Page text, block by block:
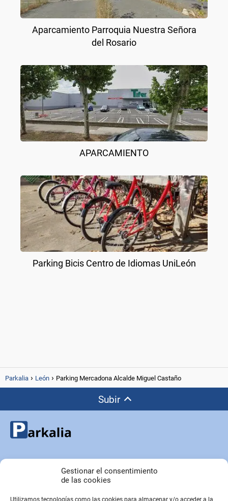
Gestionar el consentimiento
de las cookies
Utilizamos tecnologías como las cookies para almacenar y/o acceder a la
Aparcamiento Parroquia Nuestra Señora
del Rosario
APARCAMIENTO
Parking Bicis Centro de Idiomas UniLeón
Parkalia León Parking Mercadona Alcalde Miguel Castaño
Subir
Copyright © Parkalia.es